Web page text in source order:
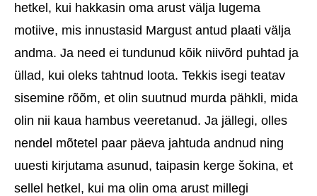
hetkel, kui hakkasin oma arust välja lugema
motiive, mis innustasid Margust antud plaati välja
andma. Ja need ei tundunud kõik niivõrd puhtad ja
üllad, kui oleks tahtnud loota. Tekkis isegi teatav
sisemine rõõm, et olin suutnud murda pähkli, mida
olin nii kaua hambus veeretanud. Ja jällegi, olles
nendel mõtetel paar päeva jahtuda andnud ning
uuesti kirjutama asunud, taipasin kerge šokina, et
sellel hetkel, kui ma olin oma arust millegi